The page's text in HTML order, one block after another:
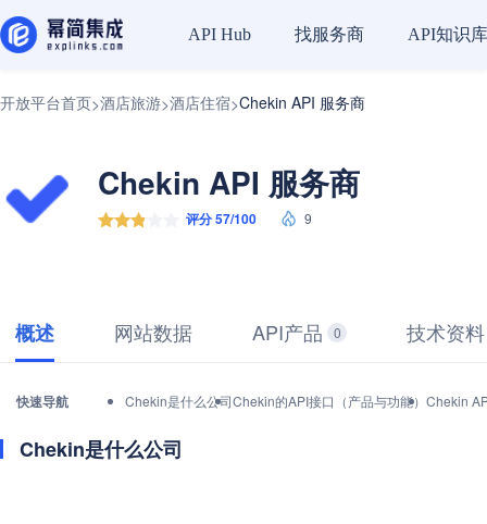
API Hub 找服务商 API知识库
开放平台首页>酒店旅游>酒店住宿>Chekin API 服务商
Chekin API 服务商
评分 57/100 9
概述 网站数据 API产品 0 技术资料
快速导航 Chekin是什么公司Chekin的API接口（产品与功能） Chekin
Chekin是什么公司